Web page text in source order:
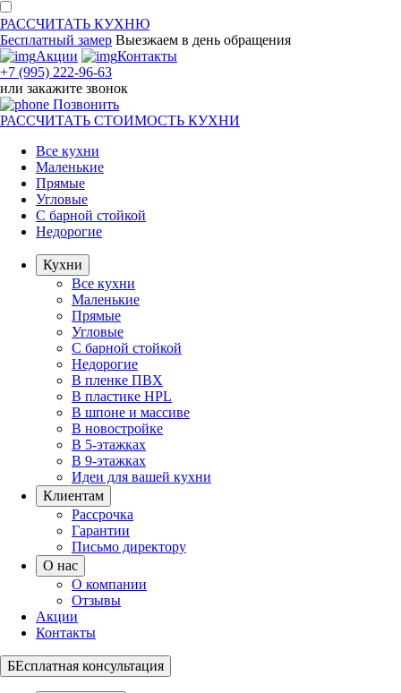
РАССЧИТАТЬ КУХНЮ
Бесплатный замер Выезжаем в день обращения
Акции
Контакты
+7 (995) 222-96-63
или закажите звонок
Позвонить
РАССЧИТАТЬ СТОИМОСТЬ КУХНИ
Все кухни
Маленькие
Прямые
Угловые
С барной стойкой
Недорогие
Кухни
Все кухни
Маленькие
Прямые
Угловые
С барной стойкой
Недорогие
В пленке ПВХ
В пластике HPL
В шпоне и массиве
В новостройке
В 5-этажках
В 9-этажках
Идеи для вашей кухни
Клиентам
Рассрочка
Гарантии
Письмо директору
О нас
О компании
Отзывы
Акции
Контакты
БЕсплатная консультация